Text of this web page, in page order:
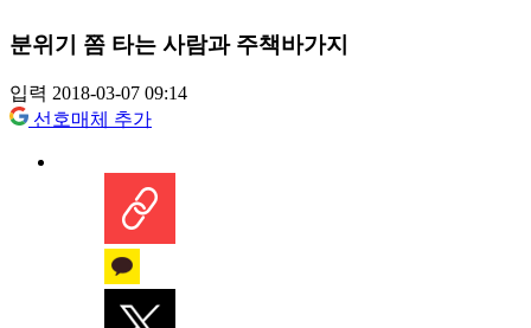
분위기 쫌 타는 사람과 주책바가지
입력 2018-03-07 09:14
선호매체 추가